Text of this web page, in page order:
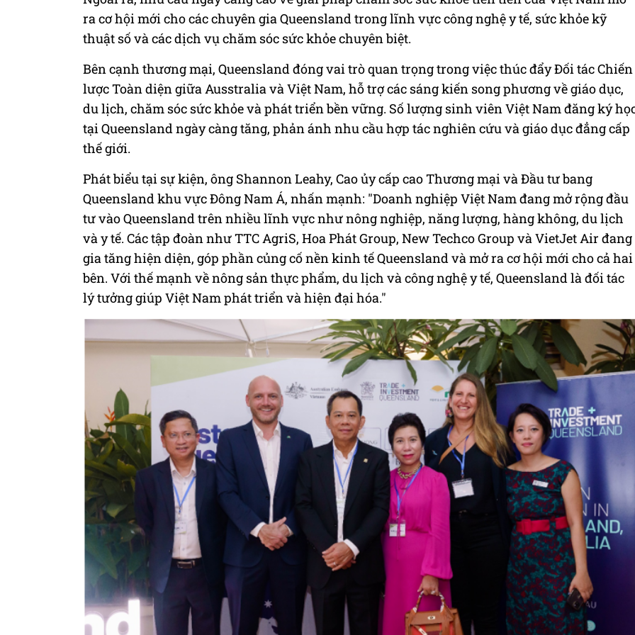
ra cơ hội mới cho các chuyên gia Queensland trong lĩnh vực công nghệ y tế, sức khỏe kỹ
thuật số và các dịch vụ chăm sóc sức khỏe chuyên biệt.
Bên cạnh thương mại, Queensland đóng vai trò quan trọng trong việc thúc đẩy Đối tác Chiến
lược Toàn diện giữa Ausstralia và Việt Nam, hỗ trợ các sáng kiến song phương về giáo dục,
du lịch, chăm sóc sức khỏe và phát triển bền vững. Số lượng sinh viên Việt Nam đăng ký
tại Queensland ngày càng tăng, phản ánh nhu cầu hợp tác nghiên cứu và giáo dục đẳng cấp
thế giới.
Phát biểu tại sự kiện, ông Shannon Leahy, Cao ủy cấp cao Thương mại và Đầu tư bang
Queensland khu vực Đông Nam Á, nhấn mạnh: "Doanh nghiệp Việt Nam đang mở rộng đầu
tư vào Queensland trên nhiều lĩnh vực như nông nghiệp, năng lượng, hàng không, du lịch
và y tế. Các tập đoàn như TTC AgriS, Hoa Phát Group, New Techco Group và VietJet Air đang
gia tăng hiện diện, góp phần củng cố nền kinh tế Queensland và mở ra cơ hội mới cho cả hai
bên. Với thế mạnh về nông sản thực phẩm, du lịch và công nghệ y tế, Queensland là đối tác
lý tưởng giúp Việt Nam phát triển và hiện đại hóa."